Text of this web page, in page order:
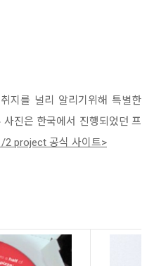
지를 널리 알리기위해 특별한
진은 한국에서 진행되었던 프
2 project 공식 사이트>